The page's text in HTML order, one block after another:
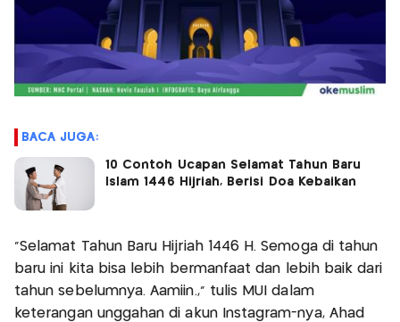
BACA JUGA:
10 Contoh Ucapan Selamat Tahun Baru
Islam 1446 Hijriah, Berisi Doa Kebaikan
"Selamat Tahun Baru Hijriah 1446 H. Semoga di tahun
baru ini kita bisa lebih bermanfaat dan lebih baik dari
tahun sebelumnya. Aamiin.," tulis MUI dalam
keterangan unggahan di akun Instagram-nya, Ahad